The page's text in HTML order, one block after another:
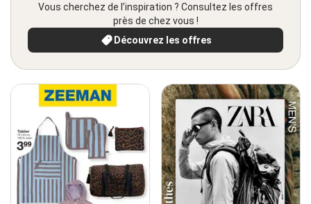
Vous cherchez de l’inspiration ? Consultez les offres
près de chez vous !
Découvrez les offres